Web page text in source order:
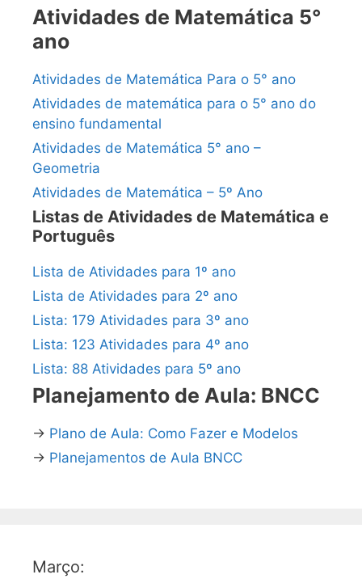
Atividades de Matemática 5°
ano
Atividades de Matemática Para o 5° ano
Atividades de matemática para o 5° ano do
ensino fundamental
Atividades de Matemática 5° ano –
Geometria
Atividades de Matemática – 5º Ano
Listas de Atividades de Matemática e
Português
Lista de Atividades para 1º ano
Lista de Atividades para 2º ano
Lista: 179 Atividades para 3º ano
Lista: 123 Atividades para 4º ano
Lista: 88 Atividades para 5º ano
Planejamento de Aula: BNCC
→ Plano de Aula: Como Fazer e Modelos
→ Planejamentos de Aula BNCC
Março: